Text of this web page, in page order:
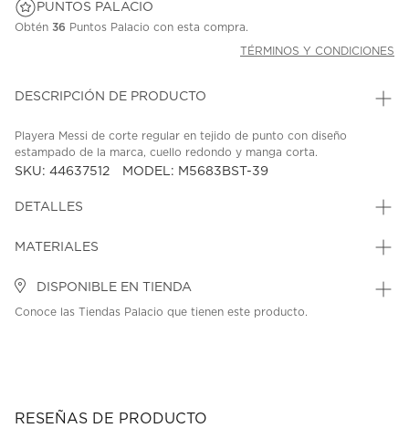
PUNTOS PALACIO
Obtén 36 Puntos Palacio con esta compra.
TÉRMINOS Y CONDICIONES
DESCRIPCIÓN DE PRODUCTO
Playera Messi de corte regular en tejido de punto con diseño
estampado de la marca, cuello redondo y manga corta.
SKU: 44637512 MODEL: M5683BST-39
DETALLES
MATERIALES
DISPONIBLE EN TIENDA
Conoce las Tiendas Palacio que tienen este producto.
RESEÑAS DE PRODUCTO